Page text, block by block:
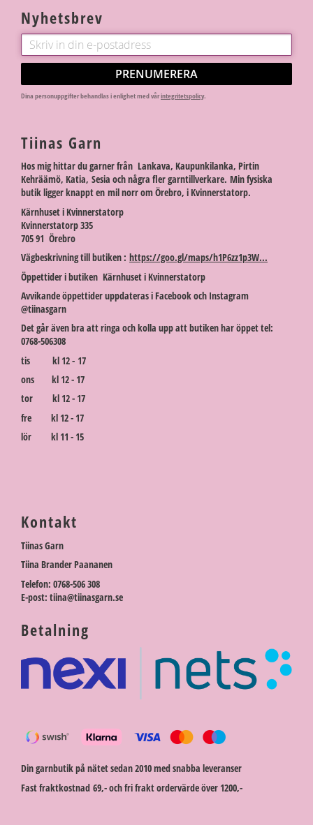
Nyhetsbrev
PRENUMERERA
Dina personuppgifter behandlas i enlighet med vårintegritetspolicy.
Tiinas Garn
Hos mig hittar du garner från Lankava, Kaupunkilanka, Pirtin
Kehräämö, Katia, Sesia och några fler garntillverkare. Min fysiska
butik ligger knappt en mil norr om Örebro, i Kvinnerstatorp.
Kärnhuset i Kvinnerstatorp
Kvinnerstatorp 335
705 91 Örebro
Vägbeskrivning till butiken : https://goo.gl/maps/h1P6zz1p3W...
Öppettider i butiken Kärnhuset i Kvinnerstatorp
Avvikande öppettider uppdateras i Facebook och Instagram
@tiinasgarn
Det går även bra att ringa och kolla upp att butiken har öppet tel:
0768-506308
tis kl 12 - 17
ons kl 12 - 17
tor kl 12 - 17
fre kl 12 - 17
lör kl 11 - 15
Kontakt
Tiinas Garn
Tiina Brander Paananen
Telefon: 0768-506 308
E-post: tiina@tiinasgarn.se
Betalning
Din garnbutik på nätet sedan 2010 med snabba leveranser
Fast fraktkostnad 69,- och fri frakt ordervärde över 1200,-